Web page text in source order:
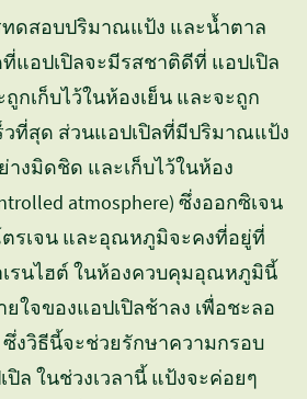
ทดสอบปริมาณแป้ง และน้ำตาล
แอปเปิลจะมีรสชาติดีที่ แอปเปิล
กเก็บไว้ในห้องเย็น และจะถูก
วที่สุด ส่วนแอปเปิลที่มีปริมาณแป้ง
างมิดชิด และเก็บไว้ในห้อง
atmosphere) ซึ่งออกซิเจน
รเจน และอุณหภูมิจะคงที่อยู่ที่
รนไฮต์ ในห้องควบคุมอุณหภูมินี้
ใจของแอปเปิลช้าลง เพื่อชะลอ
ซึ่งวิธีนี้จะช่วยรักษาความกรอบ
ล ในช่วงเวลานี้ แป้งจะค่อยๆ